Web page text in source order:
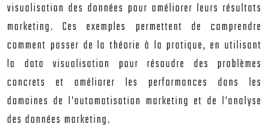
visualisation des données pour améliorer leurs résultats
marketing. Ces exemples permettent de comprendre
comment passer de la théorie à la pratique, en utilisant
la data visualisation pour résoudre des problèmes
concrets et améliorer les performances dans les
domaines de l’automatisation marketing et de l’analyse
des données marketing.